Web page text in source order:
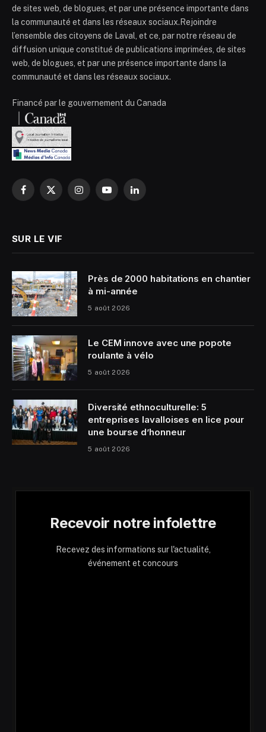
de sites web, de blogues, et par une présence importante dans
la communauté et dans les réseaux sociaux.Rejoindre
l’ensemble des citoyens de Laval, et ce, par notre réseau de
diffusion unique constitué de publications imprimées, de sites
web, de blogues, et par une présence importante dans la
communauté et dans les réseaux sociaux.
Financé par le gouvernement du Canada
Facebook
X
InstagramYouTubeLinkedIn
SUR LE VIF
Près de 2000 habitations en chantier
à mi-année
5 août 2026
Le CEM innove avec une popote
roulante à vélo
5 août 2026
Diversité ethnoculturelle: 5
entreprises lavalloises en lice pour
une bourse d’honneur
5 août 2026
Recevoir notre infolettre
Recevez des informations sur l'actualité,
événement et concours